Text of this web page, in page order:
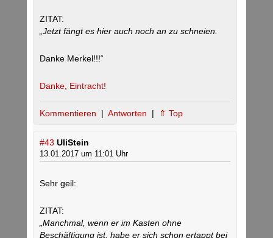
ZITAT:
„Jetzt fängt es hier auch noch an zu schneien.
Danke Merkel!!!“
Danke, Eintracht!
Kommentieren | Antworten | ⇑ Top
#43 UliStein
13.01.2017 um 11:01 Uhr
Sehr geil:
ZITAT:
„Manchmal, wenn er im Kasten ohne
Beschäftigung ist, habe er sich schon ertappt bei